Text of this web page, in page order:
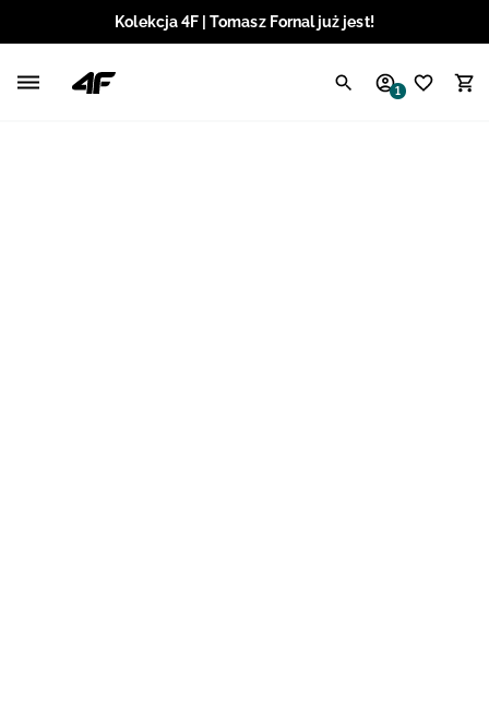
Kolekcja 4F | Tomasz Fornal już jest!
1